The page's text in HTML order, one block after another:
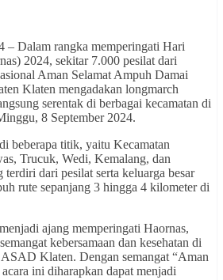
– Dalam rangka memperingati Hari
2024, sekitar 7.000 pesilat dari
Aman Selamat Ampuh Damai
Klaten mengadakan longmarch
serentak di berbagai kecamatan di
8 September 2024.
beberapa titik, yaitu Kecamatan
Trucuk, Wedi, Kemalang, dan
terdiri dari pesilat serta keluarga besar
rute sepanjang 3 hingga 4 kilometer di
ajang memperingati Haornas,
kebersamaan dan kesehatan di
ASAD Klaten. Dengan semangat “Aman
ini diharapkan dapat menjadi